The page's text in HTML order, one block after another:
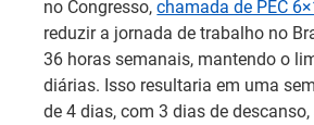
no Congresso, chamada de PEC
reduzir a jornada de trabalho no
36 horas semanais, mantendo o
diárias. Isso resultaria em uma
de 4 dias, com 3 dias de